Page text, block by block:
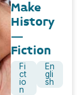
Make
History
–
Fiction
Fi
ct
io
n
En
gli
sh